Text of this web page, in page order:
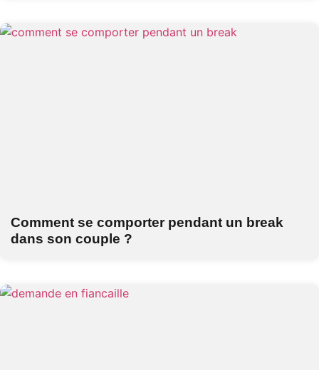
Comment se comporter pendant un break
dans son couple ?